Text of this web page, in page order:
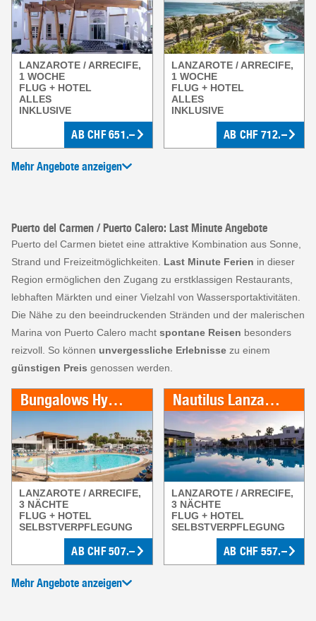
LANZAROTE / ARRECIFE,
1 WOCHE
FLUG + HOTEL
ALLES
INKLUSIVE
AB CHF 651.–
LANZAROTE / ARRECIFE,
1 WOCHE
FLUG + HOTEL
ALLES
INKLUSIVE
AB CHF 712.–
Mehr Angebote anzeigen
Puerto del Carmen / Puerto Calero: Last Minute Angebote
Puerto del Carmen bietet eine attraktive Kombination aus Sonne,
Strand und Freizeitmöglichkeiten. Last Minute Ferien in dieser
Region ermöglichen den Zugang zu erstklassigen Restaurants,
lebhaften Märkten und einer Vielzahl von Wassersportaktivitäten.
Die Nähe zu den beeindruckenden Stränden und der malerischen
Marina von Puerto Calero macht spontane Reisen besonders
reizvoll. So können unvergessliche Erlebnisse zu einem
günstigen Preis genossen werden.
Bungalows Hyde Park Lane
LANZAROTE / ARRECIFE,
3 NÄCHTE
FLUG + HOTEL
SELBSTVERPFLEGUNG
AB CHF 507.–
Nautilus Lanzarote
LANZAROTE / ARRECIFE,
3 NÄCHTE
FLUG + HOTEL
SELBSTVERPFLEGUNG
AB CHF 557.–
Mehr Angebote anzeigen